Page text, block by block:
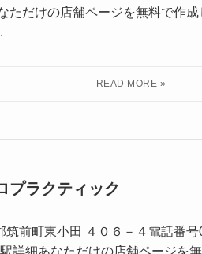
ただけの店舗ページを無料で作
プラクティック
筑前町東小田 ４０６－４電話番
詳細あなただけの店舗ページを